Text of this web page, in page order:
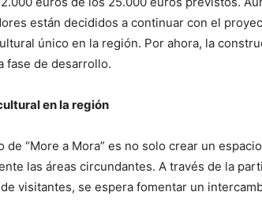
están decididos a continuar con el
único en la región. Por ahora, la
fase de desarrollo.
en la región
de “More a Mora” es no solo crear un
las áreas circundantes. A través de la
visitantes, se espera fomentar un